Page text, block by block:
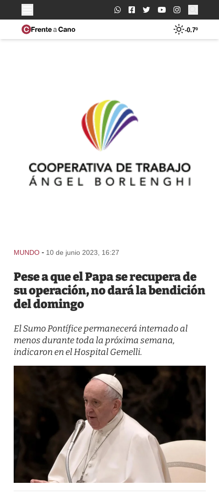
Buscar:
-0.7º
MUNDO - 10 de junio 2023, 16:27
Pese a que el Papa se recupera de
su operación, no dará la bendición
del domingo
El Sumo Pontífice permanecerá internado al
menos durante toda la próxima semana,
indicaron en el Hospital Gemelli.